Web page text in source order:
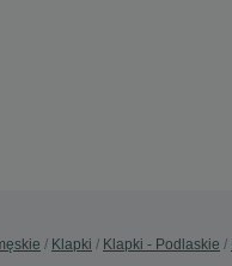
Klapki Klapki - Podlaskie